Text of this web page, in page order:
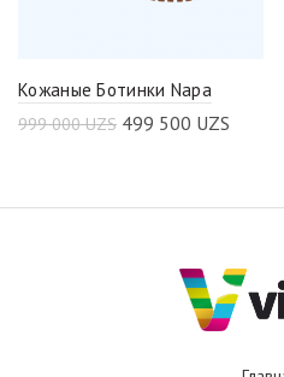
Кожаные Ботинки Napa
999 000UZS 499 500 UZS